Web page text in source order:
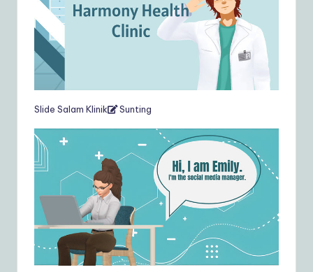
Slide Salam Klinik Sunting